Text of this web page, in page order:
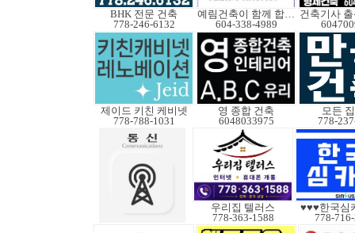
BHK 전문 건축
778-246-6132
예림건축이 함께 합니다
604-338-4989
건축기사
제이드 키친 케비넷
778-788-1031
영 종합 건축
6048033975
모든
778-
우리집 텔러스
778-363-1588
♥♥♥한국심
778-